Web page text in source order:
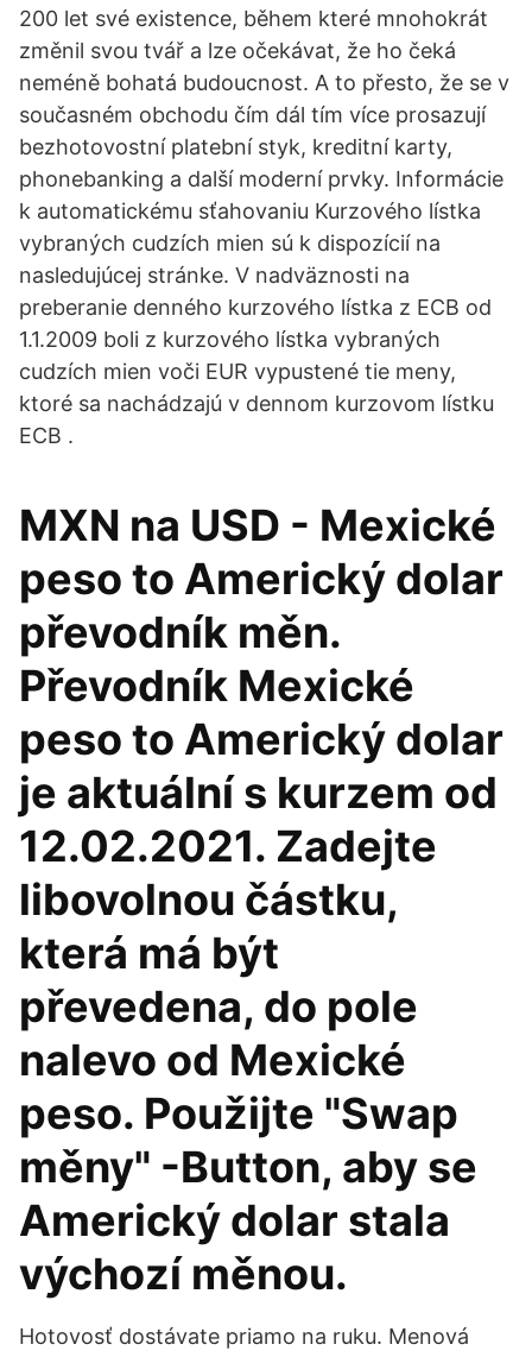
200 let své existence, během které mnohokrát
změnil svou tvář a lze očekávat, že ho čeká
neméně bohatá budoucnost. A to přesto, že se v
současném obchodu čím dál tím více prosazují
bezhotovostní platební styk, kreditní karty,
phonebanking a další moderní prvky. Informácie
k automatickému sťahovaniu Kurzového lístka
vybraných cudzích mien sú k dispozícií na
nasledujúcej stránke. V nadväznosti na
preberanie denného kurzového lístka z ECB od
1.1.2009 boli z kurzového lístka vybraných
cudzích mien voči EUR vypustené tie meny,
ktoré sa nachádzajú v dennom kurzovom lístku
ECB .
MXN na USD - Mexické
peso to Americký dolar
převodník měn.
Převodník Mexické
peso to Americký dolar
je aktuální s kurzem od
12.02.2021. Zadejte
libovolnou částku,
která má být
převedena, do pole
nalevo od Mexické
peso. Použijte "Swap
měny" -Button, aby se
Americký dolar stala
výchozí měnou.
Hotovosť dostávate priamo na ruku. Menová